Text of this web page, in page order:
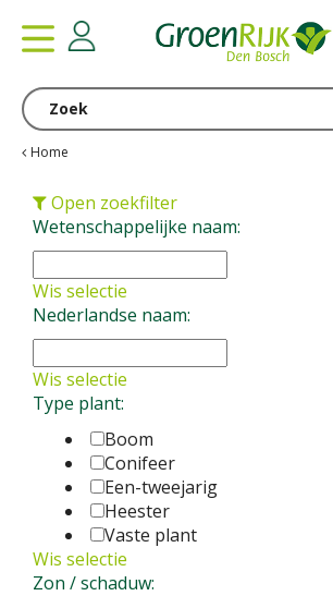
Home
Open zoekfilter
Wetenschappelijke naam:
Wis selectie
Nederlandse naam:
Wis selectie
Type plant:
Boom
Conifeer
Een-tweejarig
Heester
Vaste plant
Wis selectie
Zon / schaduw: